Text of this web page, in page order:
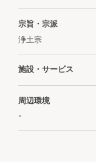
宗旨・宗派
浄土宗
施設・サービス
周辺環境
-